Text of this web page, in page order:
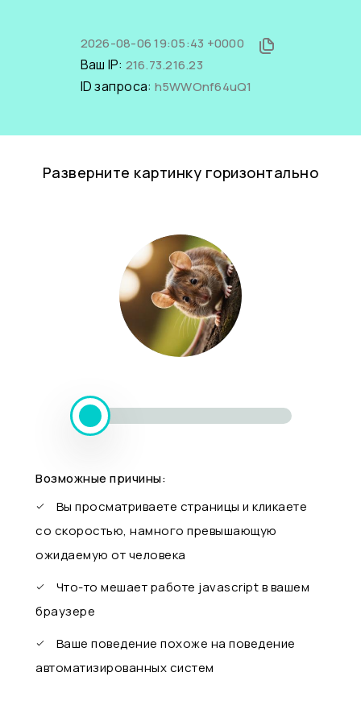
2026-08-06 19:05:43 +0000
Ваш IP: 216.73.216.23
ID запроса: h5WWOnf64uQ1
Разверните картинку горизонтально
Возможные причины:
Вы просматриваете страницы и кликаете
со скоростью, намного превышающую
ожидаемую от человека
Что-то мешает работе javascript в вашем
браузере
Ваше поведение похоже на поведение
автоматизированных систем